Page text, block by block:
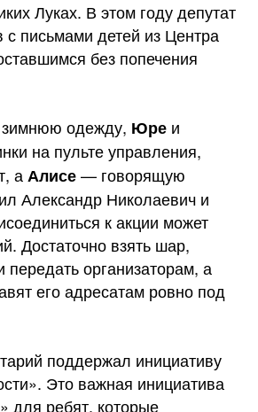
Луках. В этом году депутат
письмами детей из Центра
без попечения
одежду, Юре и
на пульте управления,
аАлисе— говорящую
Александр Николаевич и
к акции может
Достаточно взять шар,
передать организаторам, а
его адресатам ровно под
поддержал инициативу
Это важная инициатива
для ребят, которые